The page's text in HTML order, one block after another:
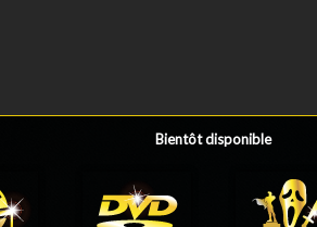
Bientôt disponible